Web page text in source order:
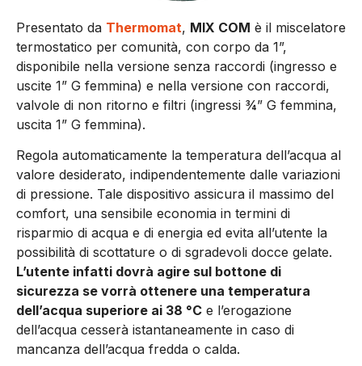
Presentato da Thermomat, MIX COM è il miscelatore
termostatico per comunità, con corpo da 1”,
disponibile nella versione senza raccordi (ingresso e
uscite 1” G femmina) e nella versione con raccordi,
valvole di non ritorno e filtri (ingressi ¾” G femmina,
uscita 1” G femmina).
Regola automaticamente la temperatura dell’acqua al
valore desiderato, indipendentemente dalle variazioni
di pressione. Tale dispositivo assicura il massimo del
comfort, una sensibile economia in termini di
risparmio di acqua e di energia ed evita all’utente la
possibilità di scottature o di sgradevoli docce gelate.
L’utente infatti dovrà agire sul bottone di
sicurezza se vorrà ottenere una temperatura
dell’acqua superiore ai 38 °C e l’erogazione
dell’acqua cesserà istantaneamente in caso di
mancanza dell’acqua fredda o calda.